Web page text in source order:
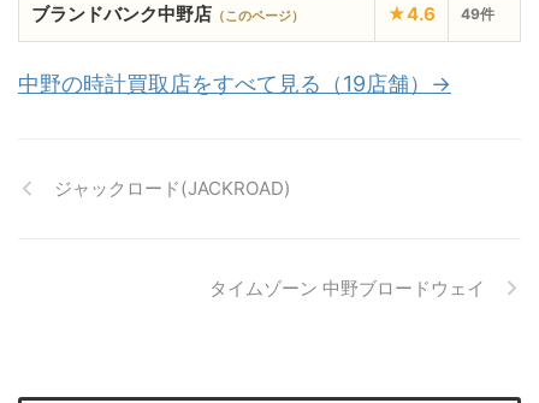
ブランドバンク中野店 （このページ） ★4.6 49件
中野の時計買取店をすべて見る（19店舗）→
ジャックロード(JACKROAD)
タイムゾーン 中野ブロードウェイ